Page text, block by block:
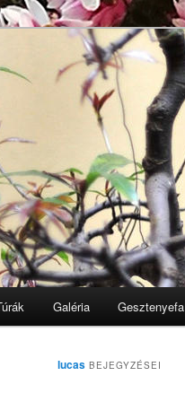
honlapja
Galéria Gesztenyefa
lucas BEJEGYZÉSEI